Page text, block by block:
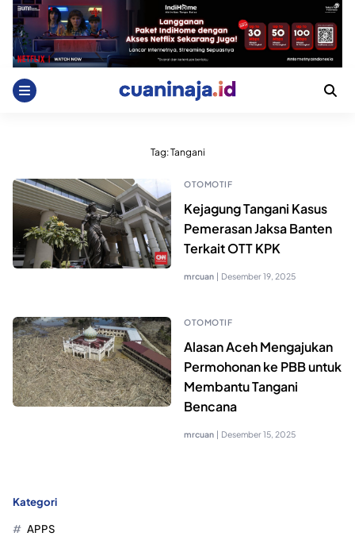
Skip
content
Tag:Tangani
OTOMOTIF
Kejagung Tangani Kasus
Pemerasan Jaksa Banten
Terkait OTT KPK
mrcuan | Desember 19, 2025
OTOMOTIF
Alasan Aceh Mengajukan
Permohonan ke PBB untuk
Membantu Tangani
Bencana
mrcuan | Desember 15, 2025
Kategori
APPS